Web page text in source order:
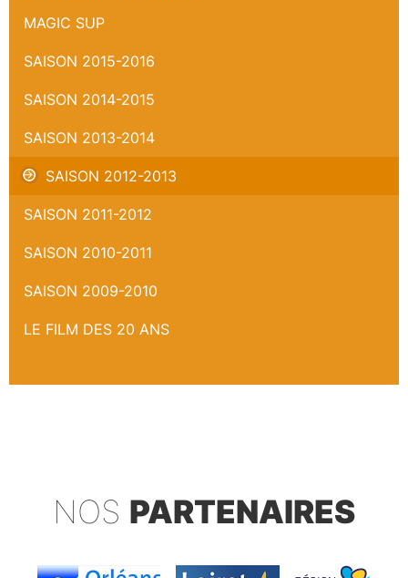
MAGIC SUP
SAISON 2015-2016
SAISON 2014-2015
SAISON 2013-2014
SAISON 2012-2013
SAISON 2011-2012
SAISON 2010-2011
SAISON 2009-2010
LE FILM DES 20 ANS
NOS PARTENAIRES